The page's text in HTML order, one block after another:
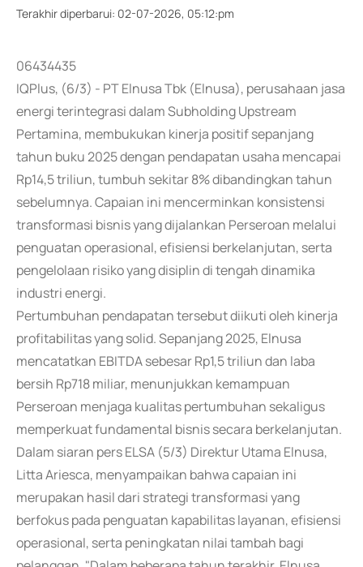
Terakhir diperbarui: 02-07-2026, 05:12:pm
06434435
IQPlus, (6/3) - PT Elnusa Tbk (Elnusa), perusahaan jasa
energi terintegrasi dalam Subholding Upstream
Pertamina, membukukan kinerja positif sepanjang
tahun buku 2025 dengan pendapatan usaha mencapai
Rp14,5 triliun, tumbuh sekitar 8% dibandingkan tahun
sebelumnya. Capaian ini mencerminkan konsistensi
transformasi bisnis yang dijalankan Perseroan melalui
penguatan operasional, efisiensi berkelanjutan, serta
pengelolaan risiko yang disiplin di tengah dinamika
industri energi.
Pertumbuhan pendapatan tersebut diikuti oleh kinerja
profitabilitas yang solid. Sepanjang 2025, Elnusa
mencatatkan EBITDA sebesar Rp1,5 triliun dan laba
bersih Rp718 miliar, menunjukkan kemampuan
Perseroan menjaga kualitas pertumbuhan sekaligus
memperkuat fundamental bisnis secara berkelanjutan.
Dalam siaran pers ELSA (5/3) Direktur Utama Elnusa,
Litta Ariesca, menyampaikan bahwa capaian ini
merupakan hasil dari strategi transformasi yang
berfokus pada penguatan kapabilitas layanan, efisiensi
operasional, serta peningkatan nilai tambah bagi